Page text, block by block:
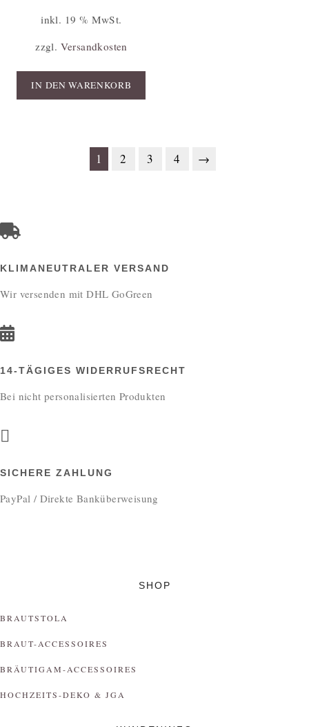
inkl. 19 % MwSt.
zzgl. Versandkosten
IN DEN WARENKORB
1 2 3 4 →
KLIMANEUTRALER VERSAND
Wir versenden mit DHL GoGreen
14-TÄGIGES WIDERRUFSRECHT
Bei nicht personalisierten Produkten
SICHERE ZAHLUNG
PayPal / Direkte Banküberweisung
SHOP
BRAUTSTOLA
BRAUT-ACCESSOIRES
BRÄUTIGAM-ACCESSOIRES
HOCHZEITS-DEKO & JGA